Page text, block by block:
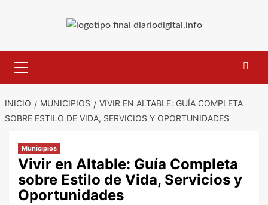
primario
INICIO MUNICIPIOS
VIVIR EN ALTABLE: GUÍA COMPLETA
SOBRE ESTILO DE VIDA, SERVICIOS Y OPORTUNIDADES
Municipios
Vivir en Altable: Guía Completa
sobre Estilo de Vida, Servicios y
Oportunidades